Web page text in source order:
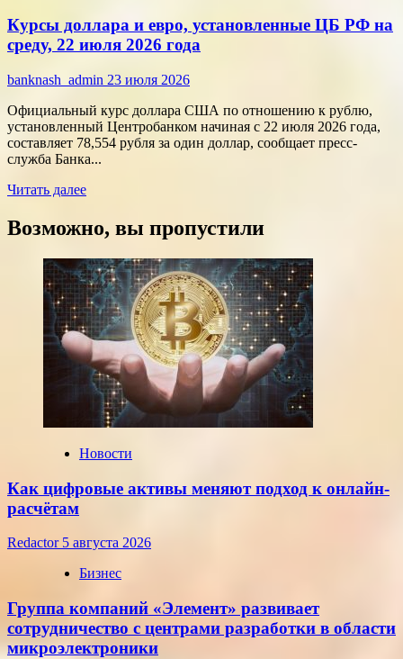
финансы:
скорость
против
переплат
Курсы доллара и евро, установленные ЦБ РФ на
среду, 22 июля 2026 года
banknash_admin 23 июля 2026
Официальный курс доллара США по отношению к рублю,
установленный Центробанком начиная с 22 июля 2026 года,
составляет 78,554 рубля за один доллар, сообщает пресс-
служба Банка...
Читать далееПрочитать
Курсы
и
евро,
установленные
ЦБ
РФ
на
среду,
22
июля
2026
года
Возможно, вы пропустили
Новости
Как цифровые активы меняют подход к онлайн-
расчётам
Redactor 5 августа 2026
Бизнес
Группа компаний «Элемент» развивает
сотрудничество с центрами разработки в области
микроэлектроники